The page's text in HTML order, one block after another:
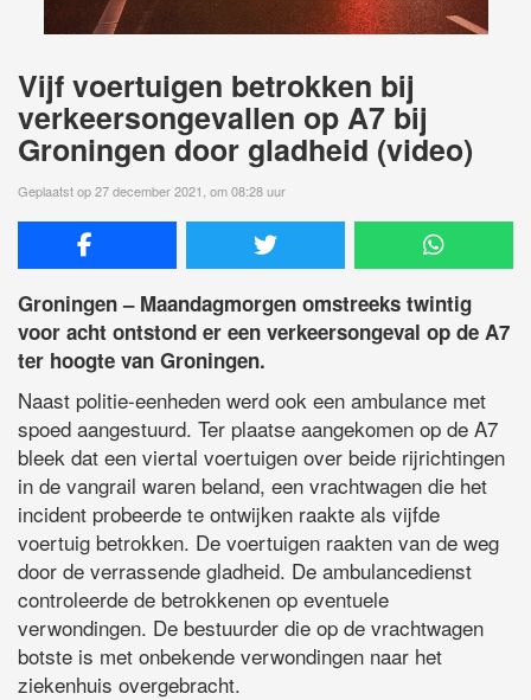
Vijf voertuigen betrokken bij
verkeersongevallen op A7 bij
Groningen door gladheid (video)
Geplaatst op 27 december 2021, om 08:28 uur
Groningen – Maandagmorgen omstreeks twintig
voor acht ontstond er een verkeersongeval op de A7
ter hoogte van Groningen.
Naast politie-eenheden werd ook een ambulance met
spoed aangestuurd. Ter plaatse aangekomen op de A7
bleek dat een viertal voertuigen over beide rijrichtingen
in de vangrail waren beland, een vrachtwagen die het
incident probeerde te ontwijken raakte als vijfde
voertuig betrokken. De voertuigen raakten van de weg
door de verrassende gladheid. De ambulancedienst
controleerde de betrokkenen op eventuele
verwondingen. De bestuurder die op de vrachtwagen
botste is met onbekende verwondingen naar het
ziekenhuis overgebracht.